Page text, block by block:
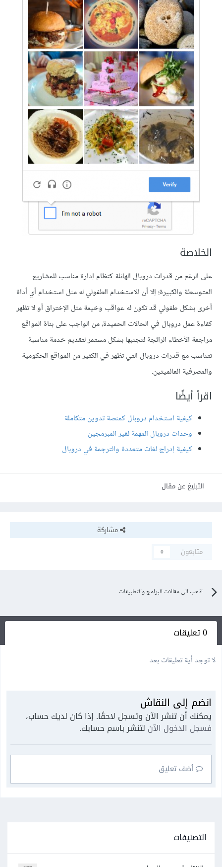
الخلاصة
على الرغم من قدرات دروبال الهائلة كنظام إدارة مناسب للمشاريع
المتوسطة والكبيرة؛ إلا أن الاستخدام الطفولي له مثل استخدام أي أداة
أخرى بشكل طفولي قد تكون له عواقب وخيمة مثل الإختراق أو لا تظهر
كفاءة عمل دروبال في الحالات الحميدة، من الواجب على بناة المواقع
مراجعة الأخطاء الرائجة لتجنبها بشكل مستمر لتقديم خدمة مناسبة
تتناسب مع قدرات دروبال التي تظهر في الكثير من المواقع الحكومية
والمصرفية العالميتين.
اقرأ أيضًا
كيفية استخدام دروبال كمنصة تدوين متكاملة
وحدات دروبال المهمة لغير المبرمجين
كيفية إدراج لغات متعددة والترجمة في دروبال
التبليغ عن مقال
مشاركة
متابعون
0
اذهب الى مقالات البرامج والتطبيقات
0 تعليقات
لا توجد أية تعليقات بعد
انضم إلى النقاش
يمكنك أن تنشر الآن وتسجل لاحقًا. إذا كان لديك حساب،
فسجل الدخول الآن لتنشر باسم حسابك.
أضف تعليق
التصنيفات